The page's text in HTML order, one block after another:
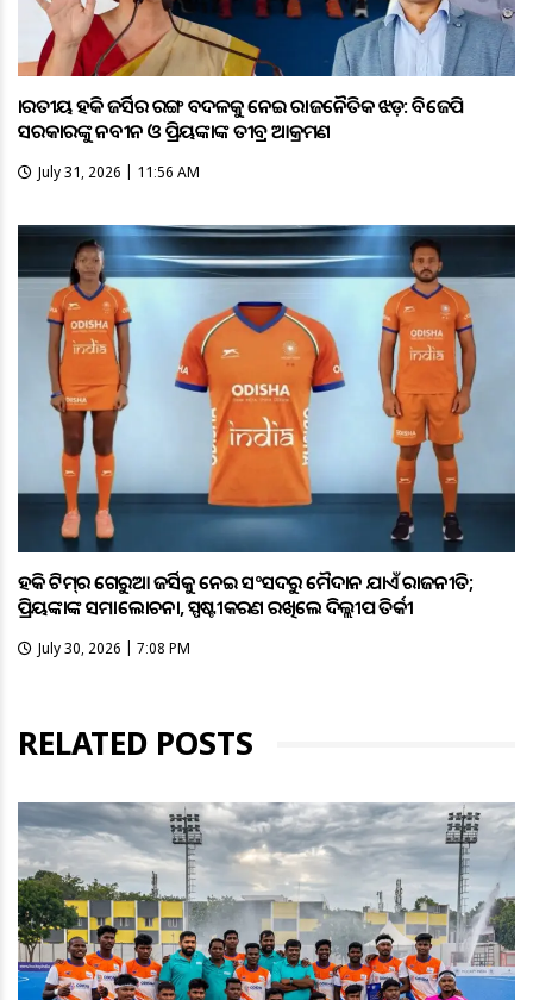
ଭାରତୀୟ ହକି ଜର୍ସିର ରଙ୍ଗ ବଦଳକୁ ନେଇ ରାଜନୈତିକ ଝଡ଼: ବିଜେପି
ସରକାରଙ୍କୁ ନବୀନ ଓ ପ୍ରିୟଙ୍କାଙ୍କ ତୀବ୍ର ଆକ୍ରମଣ
July 31, 2026 | 11:56 AM
ହକି ଟିମ୍‌ର ଗେରୁଆ ଜର୍ସିକୁ ନେଇ ସଂସଦରୁ ମୈଦାନ ଯାଏଁ ରାଜନୀତି;
ପ୍ରିୟଙ୍କାଙ୍କ ସମାଲୋଚନା, ସ୍ପଷ୍ଟୀକରଣ ରଖିଲେ ଦିଲ୍ଲୀପ ତିର୍କୀ
July 30, 2026 | 7:08 PM
RELATED POSTS